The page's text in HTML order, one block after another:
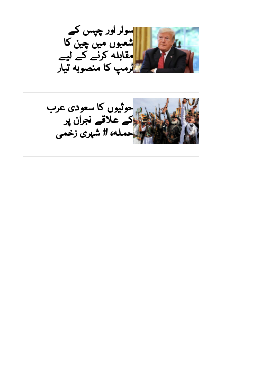
سولر اور چپس کے
شعبوں میں چین کا
مقابلہ کرنے کے لیے
ٹرمپ کا منصوبہ تیار
حوثیوں کا سعودی عرب
کے علاقے نجران پر
حملہ، 11 شہری زخمی